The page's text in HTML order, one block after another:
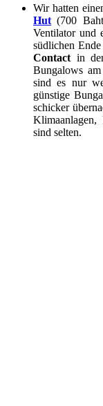
Wir hatten
Hut (700
Ventilator und
südlichen
Contact in
Bungalows
sind es nur
günstige
schicker
sind selten.